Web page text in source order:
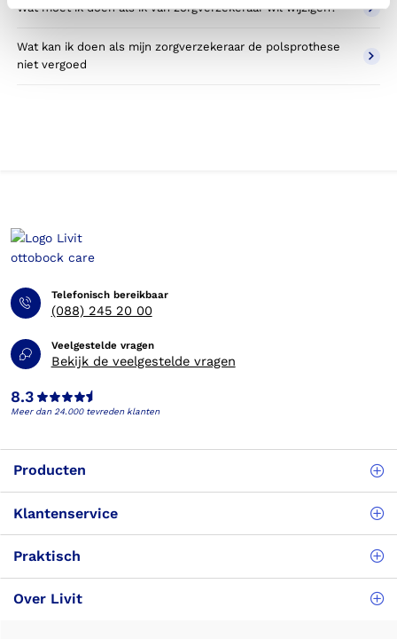
Wat moet ik doen als ik van zorgverzekeraar wil wijzigen?
Wat kan ik doen als mijn zorgverzekeraar de polsprothese
niet vergoed
Telefonisch bereikbaar
(088) 245 20 00
Veelgestelde vragen
Bekijk de veelgestelde vragen
8.3
Meer dan 24.000 tevreden klanten
Producten
Klantenservice
Praktisch
Over Livit